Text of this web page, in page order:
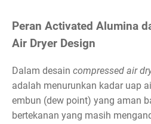
Peran Activated Alumina
Air Dryer Design
Dalam desain compressed air
adalah menurunkan kadar uap
embun (dew point) yang aman
bertekanan yang masih